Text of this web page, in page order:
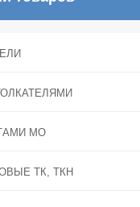
МО
ТК, ТКН